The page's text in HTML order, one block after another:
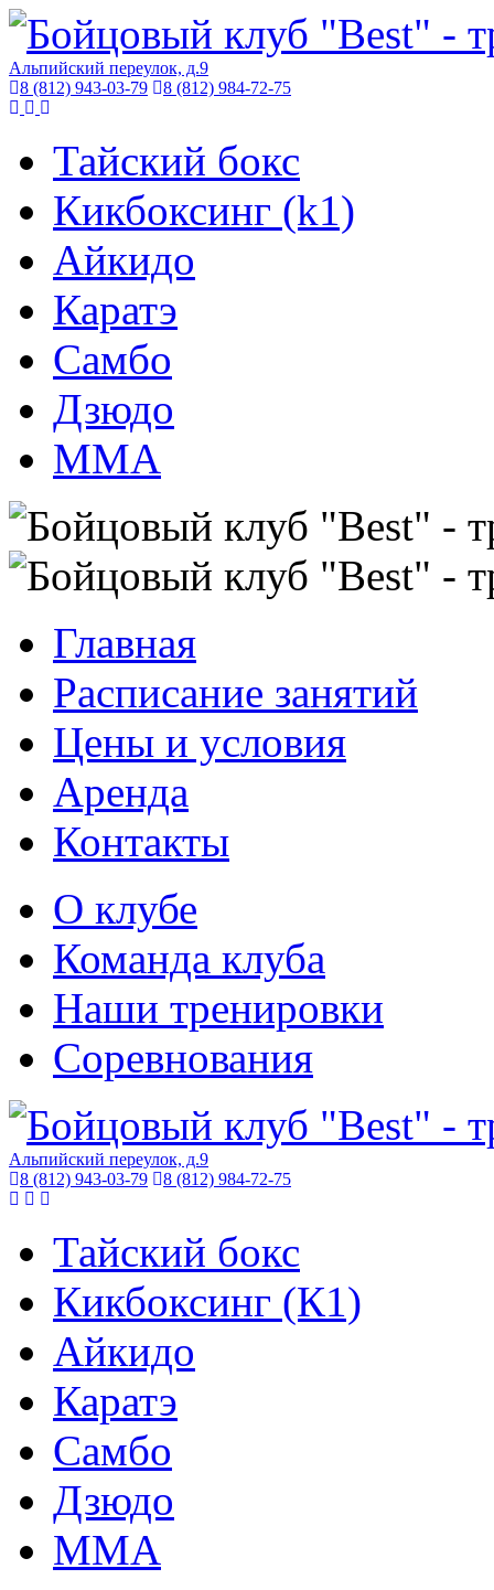
Альпийский переулок, д.9
8 (812) 943-03-79
8 (812) 984-72-75
Тайский бокс
Кикбоксинг (k1)
Айкидо
Каратэ
Самбо
Дзюдо
ММА
Главная
Расписание занятий
Цены и условия
Аренда
Контакты
О клубе
Команда клуба
Наши тренировки
Соревнования
Альпийский переулок, д.9
8 (812) 943-03-79
8 (812) 984-72-75
Тайский бокс
Кикбоксинг (К1)
Айкидо
Каратэ
Самбо
Дзюдо
ММА